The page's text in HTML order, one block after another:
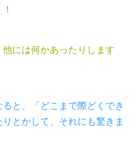
には何かあったりします
と、「どこまで際どくでき
とかして、それにも驚きま